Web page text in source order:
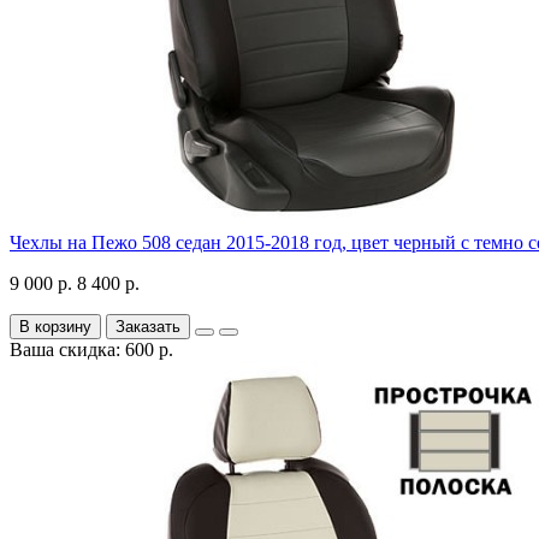
Чехлы на Пежо 508 седан 2015-2018 год, цвет черный с темно
9 000 р. 8 400 р.
В корзину Заказать
Ваша скидка: 600 р.